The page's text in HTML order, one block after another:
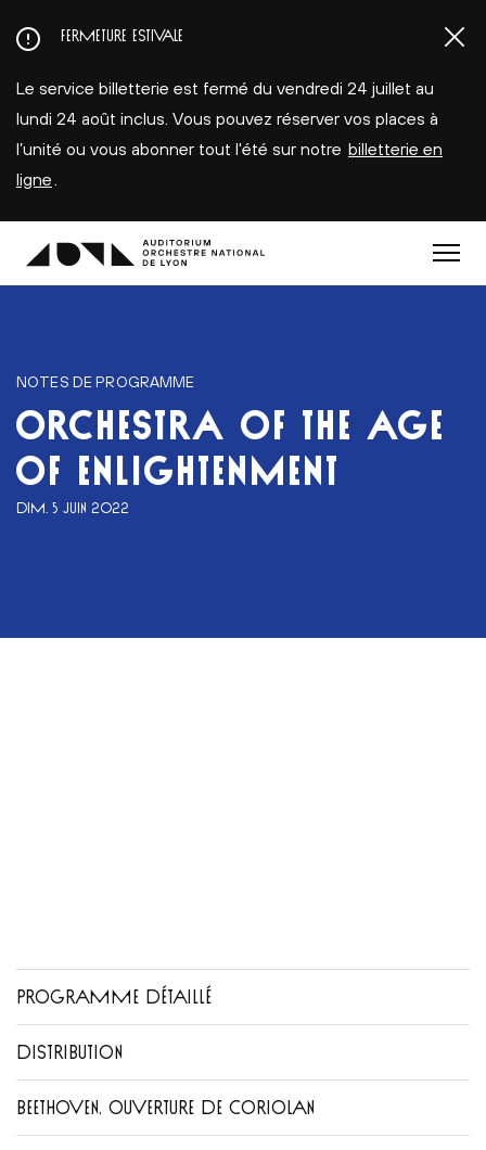
au
principal
FERMETURE ESTIVALE
Le service billetterie est fermé du vendredi 24 juillet au
lundi 24 août inclus. Vous pouvez réserver vos places à
l’unité ou vous abonner tout l'été sur notre billetterie en
ligne
Menu
NOTES DE PROGRAMME
ORCHESTRA OF THE AGE
OF ENLIGHTENMENT
DIM. 5 JUIN 2022
PROGRAMME DÉTAILLÉ
DISTRIBUTION
BEETHOVEN, OUVERTURE DE CORIOLAN